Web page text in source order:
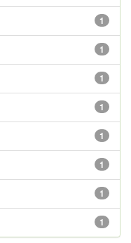
1
1
1
1
1
1
1
1